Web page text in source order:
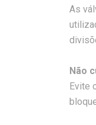
As
Não
Evite